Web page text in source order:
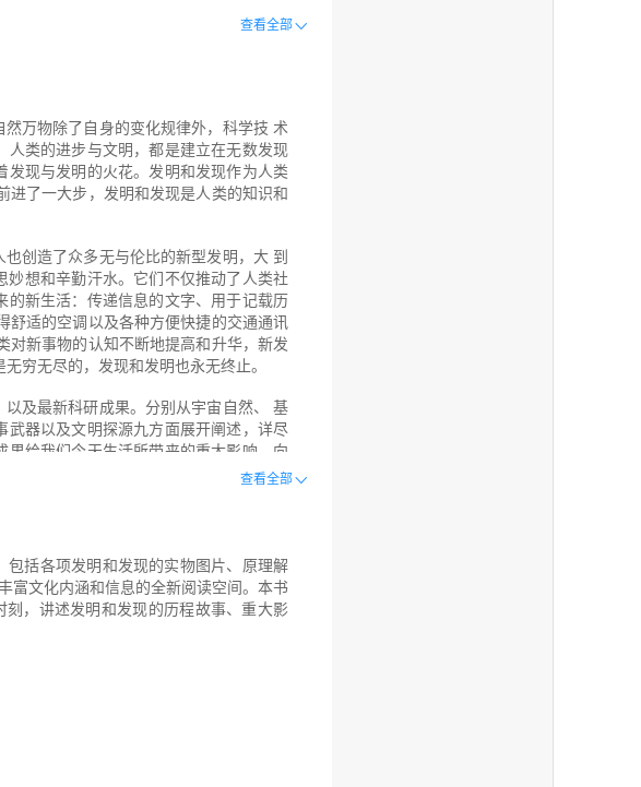
查看全部
万物除了自身的变化规律外，科学技 术
类的进步与文明，都是建立在无数发现
现与发明的火花。发明和发现作为人类
进了一大步，发明和发现是人类的知识和
创造了众多无与伦比的新型发明，大 到
想和辛勤汗水。它们不仅推动了人类社
新生活：传递信息的文字、用于记载历
舒适的空调以及各种方便快捷的交通通讯
新事物的认知不断地提高和升华，新发
穷无尽的，发现和发明也永无终止。
及最新科研成果。分别从宇宙自然、 基
器以及文明探源九方面展开阐述，详尽
给我们今天生活所带来的重大影响，向
和人类文明的关联，阐述发明与发现的重
，并在此基础上有所发明创造，正如 爱
正确的科学观，增强创新能力，激发读者
巨人，产生钻研科学的浓烈兴趣。伟大
我们带来的巨大益处，我们也必须乐于用
结合，开辟了“知识窗”、“大事记” 等一
等做了全面的补充介绍，以加强知识 的
丰富文化内涵和信息的全新阅读空间。
查看全部
包括各项发明和发现的实物图片、原理解
富文化内涵和信息的全新阅读空间。本书
，讲述发明和发现的历程故事、重大影